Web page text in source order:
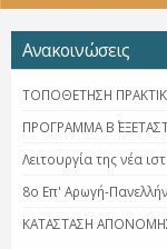
Ανακοινώσεις
ΤΟΠΟΘΕΤΗΣΗ
ΠΡΟΓΡΑΜΜΑ Β΄
Λειτουργία της νέα
8ο Επ' Αρωγή-
ΚΑΤΑΣΤΑΣΗ